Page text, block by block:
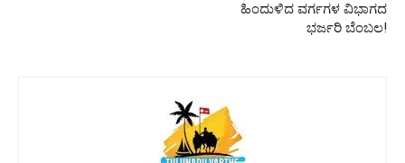
ಹಿಂದುಳಿದ ವರ್ಗಗಳ ವಿಭಾಗದ
ಭರ್ಜರಿ ಬೆಂಬಲ!